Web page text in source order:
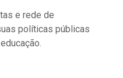
e rede de
políticas públicas